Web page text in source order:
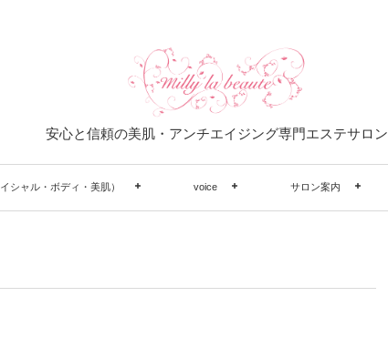
安心と信頼の美肌・アンチエイジング専門エステサロン
シャル・ボディ・美肌） voice サロン案内